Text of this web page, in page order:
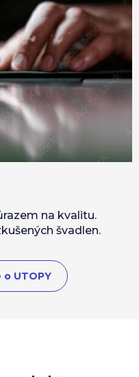
na kvalitu.
švadlen.
UTOPY